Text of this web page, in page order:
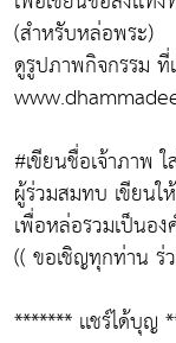
(สำหรับหล่อพระ)
ดูรูปภาพกิจกรรม
#เขียนชื่อเจ้าภาพ ใ
ผู้ร่วมสมทบ เขียนใ
เพื่อหล่อรวมเป็นอ
(( ขอเชิญทุกท่าน ร่
******* เเชร์ได้บุญ